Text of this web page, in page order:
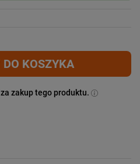
DO KOSZYKA
za zakup tego produktu.